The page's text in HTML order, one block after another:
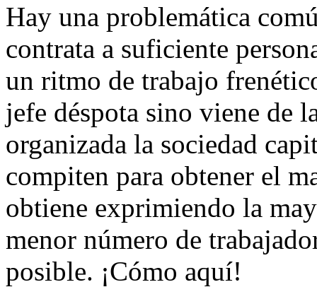
Hay una problemática
contrata a suficiente
un ritmo de trabajo
jefe déspota sino viene de
organizada la sociedad
compiten para obtener el
obtiene exprimiendo la
menor número de
posible. ¡Cómo aquí!